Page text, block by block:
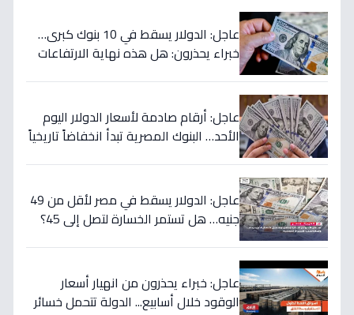
عاجل: الدولار يسقط في 10 بنوك كبرى…
خبراء يحذرون: هل هذه نهاية الارتفاعات
عاجل: أرقام صادمة لأسعار الدولار اليوم
الأحد… البنوك المصرية تبدأ انخفاضاً تاريخياً
عاجل: الدولار يسقط في مصر لأقل من 49
جنيه… هل تستمر الخسارة لتصل إلى 45؟
عاجل: خبراء يحذرون من انهيار أسعار
الوقود خلال أسابيع... الدولة تتحمل خسائر